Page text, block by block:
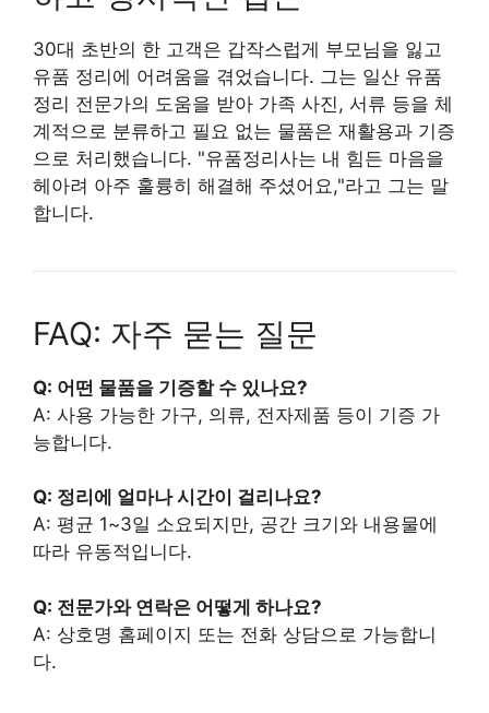
30대 초반의 한 고객은 갑작스럽게 부모님을 잃고
유품 정리에 어려움을 겪었습니다. 그는 일산 유품
정리 전문가의 도움을 받아 가족 사진, 서류 등을 체
계적으로 분류하고 필요 없는 물품은 재활용과 기증
으로 처리했습니다. "유품정리사는 내 힘든 마음을
헤아려 아주 훌륭히 해결해 주셨어요,"라고 그는 말
합니다.
FAQ: 자주 묻는 질문
Q: 어떤 물품을 기증할 수 있나요?
A: 사용 가능한 가구, 의류, 전자제품 등이 기증 가
능합니다.
Q: 정리에 얼마나 시간이 걸리나요?
A: 평균 1~3일 소요되지만, 공간 크기와 내용물에
따라 유동적입니다.
Q: 전문가와 연락은 어떻게 하나요?
A: 상호명 홈페이지 또는 전화 상담으로 가능합니
다.